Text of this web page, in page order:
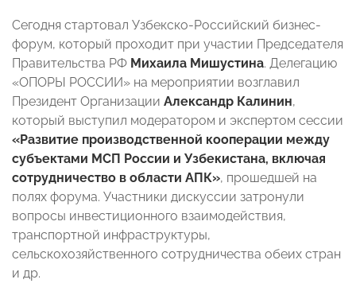
Сегодня стартовал Узбекско-Российский бизнес-
форум, который проходит при участии Председателя
Правительства РФ Михаила Мишустина. Делегацию
«ОПОРЫ РОССИИ» на мероприятии возглавил
Президент Организации Александр Калинин,
который выступил модератором и экспертом сессии
«Развитие производственной кооперации между
субъектами МСП России и Узбекистана, включая
сотрудничество в области АПК», прошедшей на
полях форума. Участники дискуссии затронули
вопросы инвестиционного взаимодействия,
транспортной инфраструктуры,
сельскохозяйственного сотрудничества обеих стран
и др.